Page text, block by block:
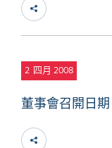
2 四月 2008
董事會召開日期